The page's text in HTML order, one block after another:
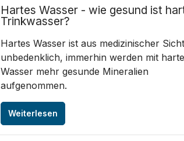
Hartes Wasser - wie gesund ist
Trinkwasser?
Hartes Wasser ist aus medizinischer
unbedenklich, immerhin werden mit
Wasser mehr gesunde Mineralien
aufgenommen.
Weiterlesen